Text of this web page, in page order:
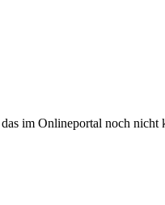
im Onlineportal noch